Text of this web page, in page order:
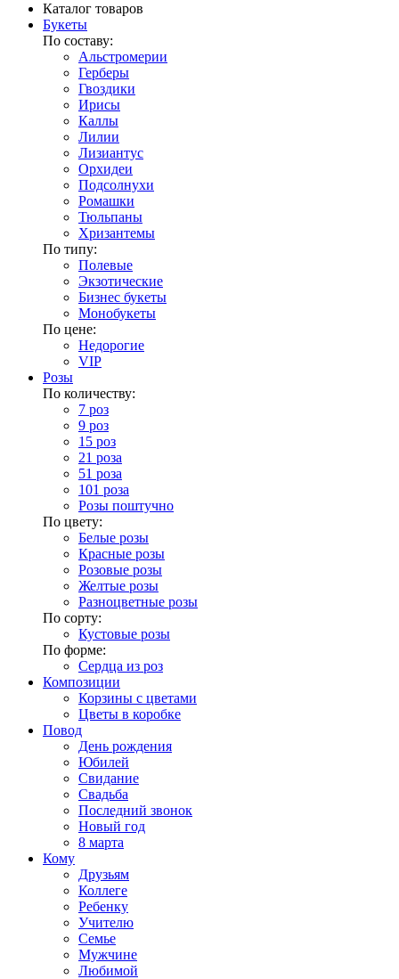
Каталог товаров
Букеты
По составу:
Альстромерии
Герберы
Гвоздики
Ирисы
Каллы
Лилии
Лизиантус
Орхидеи
Подсолнухи
Ромашки
Тюльпаны
Хризантемы
По типу:
Полевые
Экзотические
Бизнес букеты
Монобукеты
По цене:
Недорогие
VIP
Розы
По количеству:
7 роз
9 роз
15 роз
21 роза
51 роза
101 роза
Розы поштучно
По цвету:
Белые розы
Красные розы
Розовые розы
Желтые розы
Разноцветные розы
По сорту:
Кустовые розы
По форме:
Сердца из роз
Композиции
Корзины с цветами
Цветы в коробке
Повод
День рождения
Юбилей
Свидание
Свадьба
Последний звонок
Новый год
8 марта
Кому
Друзьям
Коллеге
Ребенку
Учителю
Семье
Мужчине
Любимой